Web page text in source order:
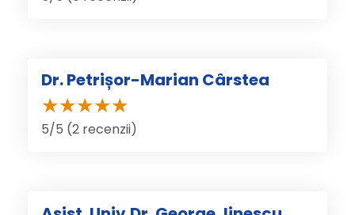
Dr. Petrișor-Marian Cârstea
5/5 (2 recenzii)